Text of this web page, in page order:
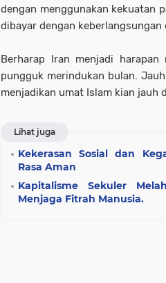
dengan menggunakan kekuatan
dibayar dengan keberlangsungan
Berharap Iran menjadi
pungguk merindukan bulan.
menjadikan umat Islam kian
Lihat juga
Kekerasan Sosial dan
Rasa Aman
Kapitalisme Sekuler
Menjaga Fitrah Manusia.